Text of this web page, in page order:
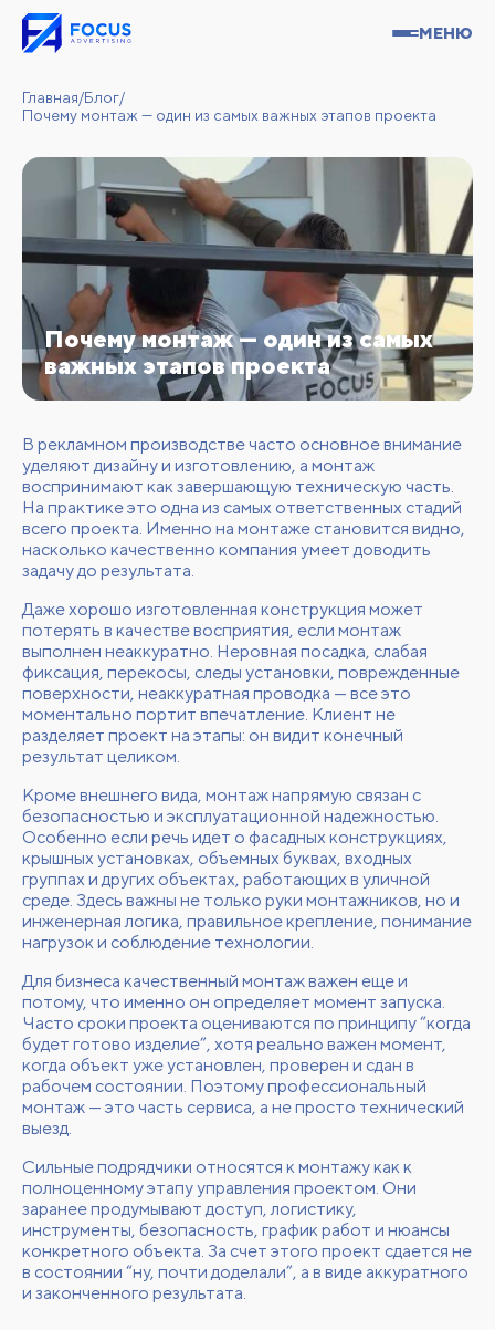
МЕНЮ
Главная/Блог/
Почему монтаж — один из самых важных этапов проекта
Почему монтаж — один из самых
важных этапов проекта
В рекламном производстве часто основное внимание
уделяют дизайну и изготовлению, а монтаж
воспринимают как завершающую техническую часть.
На практике это одна из самых ответственных стадий
всего проекта. Именно на монтаже становится видно,
насколько качественно компания умеет доводить
задачу до результата.
Даже хорошо изготовленная конструкция может
потерять в качестве восприятия, если монтаж
выполнен неаккуратно. Неровная посадка, слабая
фиксация, перекосы, следы установки, поврежденные
поверхности, неаккуратная проводка — все это
моментально портит впечатление. Клиент не
разделяет проект на этапы: он видит конечный
результат целиком.
Кроме внешнего вида, монтаж напрямую связан с
безопасностью и эксплуатационной надежностью.
Особенно если речь идет о фасадных конструкциях,
крышных установках, объемных буквах, входных
группах и других объектах, работающих в уличной
среде. Здесь важны не только руки монтажников, но и
инженерная логика, правильное крепление, понимание
нагрузок и соблюдение технологии.
Для бизнеса качественный монтаж важен еще и
потому, что именно он определяет момент запуска.
Часто сроки проекта оцениваются по принципу “когда
будет готово изделие”, хотя реально важен момент,
когда объект уже установлен, проверен и сдан в
рабочем состоянии. Поэтому профессиональный
монтаж — это часть сервиса, а не просто технический
выезд.
Сильные подрядчики относятся к монтажу как к
полноценному этапу управления проектом. Они
заранее продумывают доступ, логистику,
инструменты, безопасность, график работ и нюансы
конкретного объекта. За счет этого проект сдается не
в состоянии “ну, почти доделали”, а в виде аккуратного
и законченного результата.